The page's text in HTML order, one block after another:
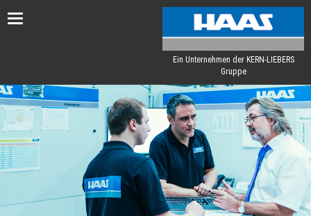
Toggle
Ein Unternehmen der KERN-LIEBERS
Gruppe